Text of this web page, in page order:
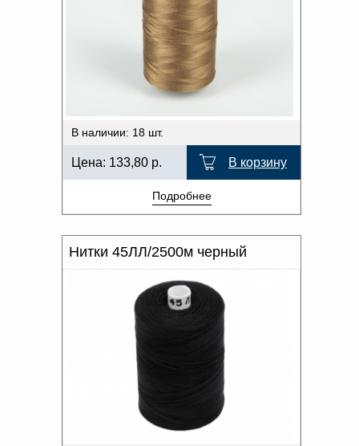
В наличии: 18 шт.
Цена: 133,80 р. В корзину
Подробнее
Нитки 45ЛЛ/2500м черный